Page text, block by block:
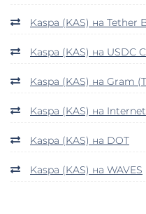
Kaspa (KAS) на Tether
Kaspa (KAS) на USDC
Kaspa (KAS) на Gram
Kaspa (KAS) на
Kaspa (KAS) на DOT
Kaspa (KAS) на WAVES